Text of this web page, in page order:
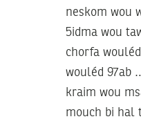
neskom wou
5idma wou
chorfa
wouléd 97ab
kraim wou
mouch bi hal